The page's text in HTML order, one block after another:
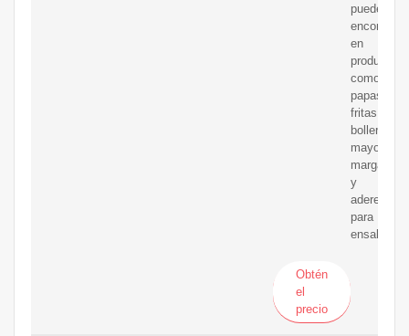
puede
encontrar
en
productos
como
papas
fritas,
bollería,
mayonesa,
margarina
y
aderezos
para
ensaladas.
Obtén
el
precio